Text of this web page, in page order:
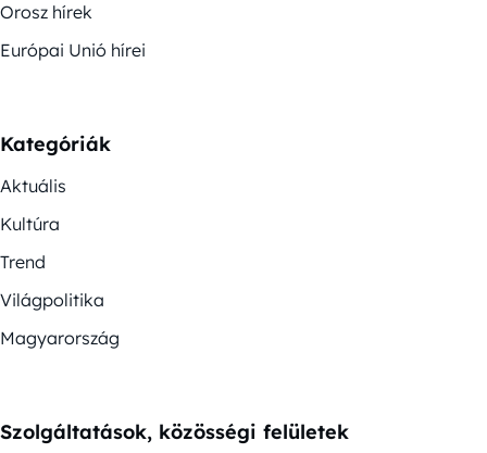
Orosz hírek
Európai Unió hírei
Kategóriák
Aktuális
Kultúra
Trend
Világpolitika
Magyarország
Szolgáltatások, közösségi felületek